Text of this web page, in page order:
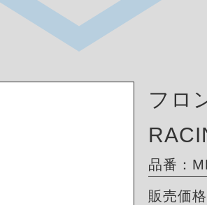
フロ
品番：
販売価